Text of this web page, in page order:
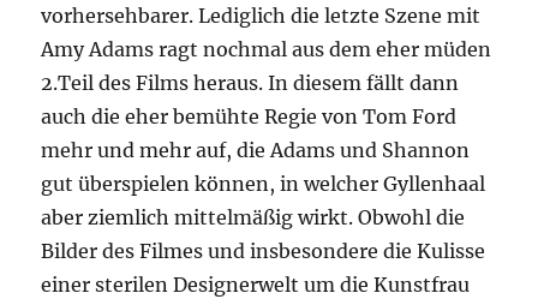
vorhersehbarer. Lediglich die letzte Szene mit
Amy Adams ragt nochmal aus dem eher müden
2.Teil des Films heraus. In diesem fällt dann
auch die eher bemühte Regie von Tom Ford
mehr und mehr auf, die Adams und Shannon
gut überspielen können, in welcher Gyllenhaal
aber ziemlich mittelmäßig wirkt. Obwohl die
Bilder des Filmes und insbesondere die Kulisse
einer sterilen Designerwelt um die Kunstfrau